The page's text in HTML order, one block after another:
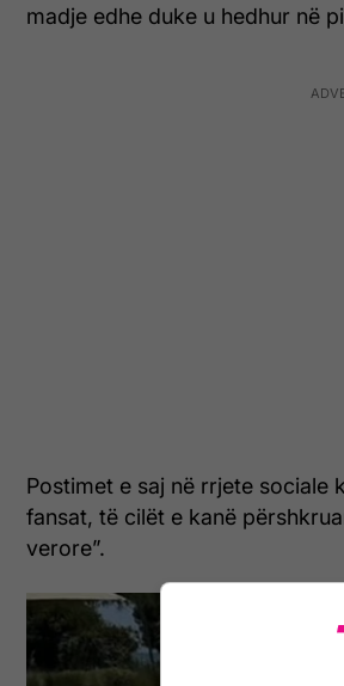
madje edhe duke u hedhur në
Postimet e saj në rrjete sociale
fansat, të cilët e kanë
verore”.